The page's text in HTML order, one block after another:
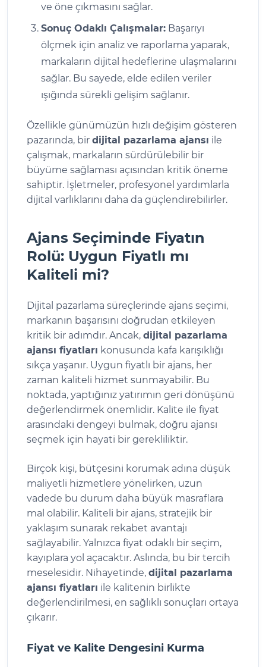
ve öne çıkmasını sağlar.
Sonuç Odaklı Çalışmalar: Başarıyı
ölçmek için analiz ve raporlama yaparak,
markaların dijital hedeflerine ulaşmalarını
sağlar. Bu sayede, elde edilen veriler
ışığında sürekli gelişim sağlanır.
Özellikle günümüzün hızlı değişim gösteren
pazarında, bir dijital pazarlama ajansı ile
çalışmak, markaların sürdürülebilir bir
büyüme sağlaması açısından kritik öneme
sahiptir. İşletmeler, profesyonel yardımlarla
dijital varlıklarını daha da güçlendirebilirler.
Ajans Seçiminde Fiyatın
Rolü: Uygun Fiyatlı mı
Kaliteli mi?
Dijital pazarlama süreçlerinde ajans seçimi,
markanın başarısını doğrudan etkileyen
kritik bir adımdır. Ancak, dijital pazarlama
ajansı fiyatları konusunda kafa karışıklığı
sıkça yaşanır. Uygun fiyatlı bir ajans, her
zaman kaliteli hizmet sunmayabilir. Bu
noktada, yaptığınız yatırımın geri dönüşünü
değerlendirmek önemlidir. Kalite ile fiyat
arasındaki dengeyi bulmak, doğru ajansı
seçmek için hayati bir gerekliliktir.
Birçok kişi, bütçesini korumak adına düşük
maliyetli hizmetlere yönelirken, uzun
vadede bu durum daha büyük masraflara
mal olabilir. Kaliteli bir ajans, stratejik bir
yaklaşım sunarak rekabet avantajı
sağlayabilir. Yalnızca fiyat odaklı bir seçim,
kayıplara yol açacaktır. Aslında, bu bir tercih
meselesidir. Nihayetinde, dijital pazarlama
ajansı fiyatları ile kalitenin birlikte
değerlendirilmesi, en sağlıklı sonuçları ortaya
çıkarır.
Fiyat ve Kalite Dengesini Kurma